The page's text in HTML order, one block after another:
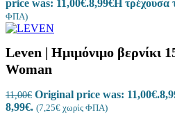
price was: 11,00€.8,99€Η τρέχουσα
ΦΠΑ)
Leven | Ημιμόνιμο βερνίκι
Woman
11,00€ Original price was: 11,00€.
8,99€. (7,25€ χωρίς ΦΠΑ)